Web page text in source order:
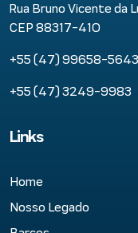
Rua Bruno Vicente da
CEP 88317-410
+55 (47) 99658-5643
+55 (47) 3249-9983
Links
Home
Nosso Legado